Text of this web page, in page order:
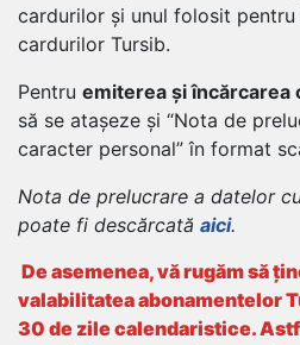
cardurilor și unul folosit pentru
cardurilor Tursib.
Pentru emiterea și încărcarea
să se atașeze și “Nota de
caracter personal” în format
Nota de prelucrare a datelor
poate fi descărcată aici.
De asemenea, vă rugăm să
valabilitatea abonamentelor
30 de zile calendaristice.